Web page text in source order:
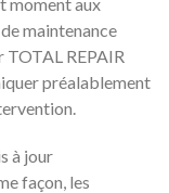
maintenance
REPAIR
préalablement
à jour
façon, les